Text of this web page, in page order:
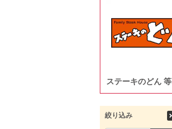
ステーキのどん 等
絞り込み